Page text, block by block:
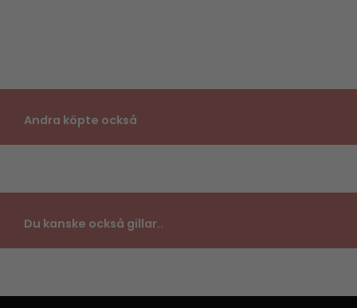
Andra köpte också
Du kanske också gillar..